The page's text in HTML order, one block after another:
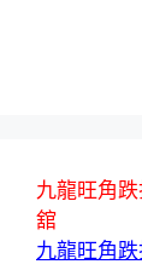
九龍旺角
舘
九龍旺角